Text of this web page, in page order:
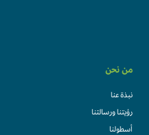
من نحن
نبذة عنا
رؤيتنا ورسالتنا
أسطولنا